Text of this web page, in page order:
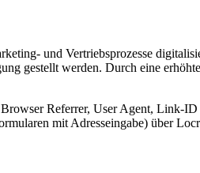
und Vertriebsprozesse
gestellt werden. Durch eine
Referrer, User Agent, Link-
mit Adresseingabe) über